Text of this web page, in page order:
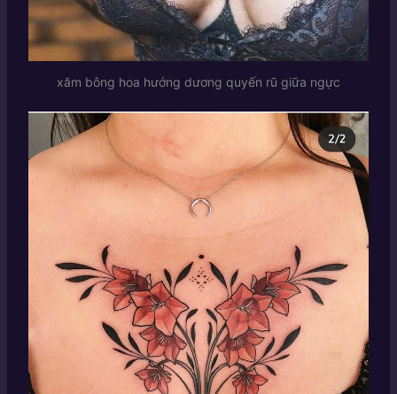
xăm bông hoa hướng dương quyến rũ giữa ngực